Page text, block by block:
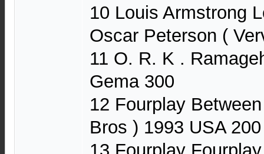
10 Louis Armstrong
Oscar Peterson (
11 O. R. K .
Gema 300
12 Fourplay
Bros ) 1993 USA 200